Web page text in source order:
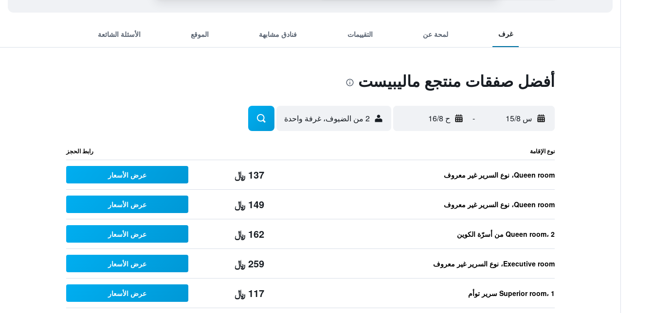
غرف لمحة عن التقييمات فنادق مشابهة الموقع الأسئلة الشائعة
أفضل صفقات منتجع ماليبيست
س 15/8 - ح 16/8 2 من الضيوف، غرفة واحدة
نوع الإقامة رابط الحجز
Queen room، نوع السرير غير معروف 137 ﷼ عرض الأسعار
Queen room، نوع السرير غير معروف 149 ﷼ عرض الأسعار
Queen room، 2 من أسرّة الكوين 162 ﷼ عرض الأسعار
Executive room، نوع السرير غير معروف 259 ﷼ عرض الأسعار
Superior room، 1 سرير توأم 117 ﷼ عرض الأسعار